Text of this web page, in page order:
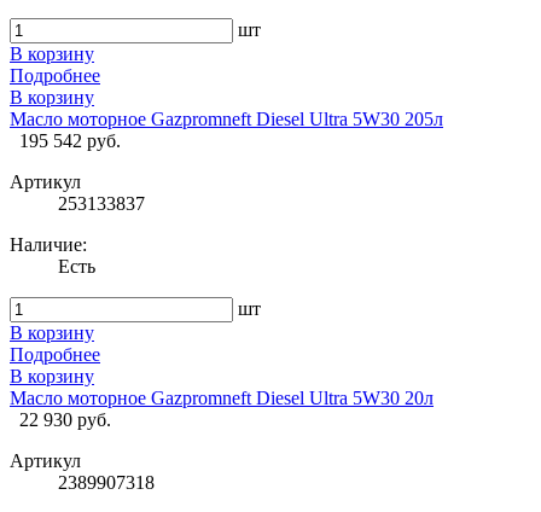
шт
В корзину
Подробнее
В корзину
Масло моторное Gazpromneft Diesel Ultra 5W30 205л
195 542 руб.
Артикул
253133837
Наличие:
Есть
шт
В корзину
Подробнее
В корзину
Масло моторное Gazpromneft Diesel Ultra 5W30 20л
22 930 руб.
Артикул
2389907318